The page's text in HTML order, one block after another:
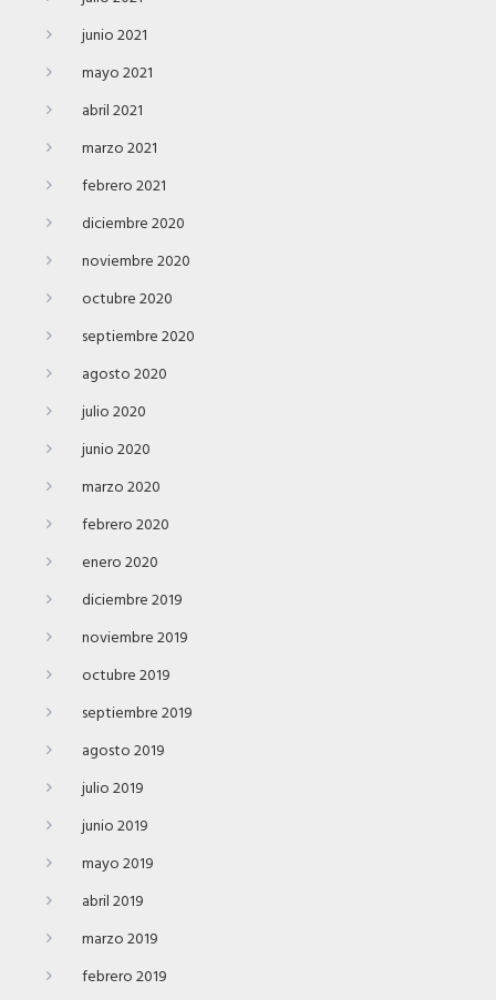
junio 2021
mayo 2021
abril 2021
marzo 2021
febrero 2021
diciembre 2020
noviembre 2020
octubre 2020
septiembre 2020
agosto 2020
julio 2020
junio 2020
marzo 2020
febrero 2020
enero 2020
diciembre 2019
noviembre 2019
octubre 2019
septiembre 2019
agosto 2019
julio 2019
junio 2019
mayo 2019
abril 2019
marzo 2019
febrero 2019